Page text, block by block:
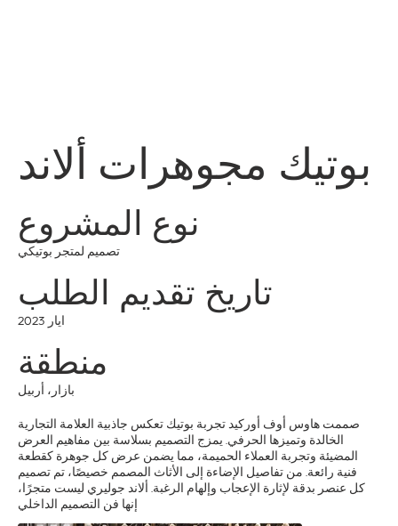
بوتيك مجوهرات ألاند
نوع المشروع
تصميم لمتجر بوتيكي
تاريخ تقديم الطلب
ايار 2023
منطقة
بازار، أربيل
صممت هاوس أوف أوركيد تجربة بوتيك تعكس جاذبية العلامة التجارية
الخالدة وتميزها الحرفي. يمزج التصميم بسلاسة بين مفاهيم العرض
المضيئة وتجربة العملاء الحميمة، مما يضمن عرض كل جوهرة كقطعة
فنية رائعة. من تفاصيل الإضاءة إلى الأثاث المصمم خصيصًا، تم تصميم
كل عنصر بدقة لإثارة الإعجاب وإلهام الرغبة. ألاند جوليري ليست متجرًا،
إنها فن التصميم الداخلي